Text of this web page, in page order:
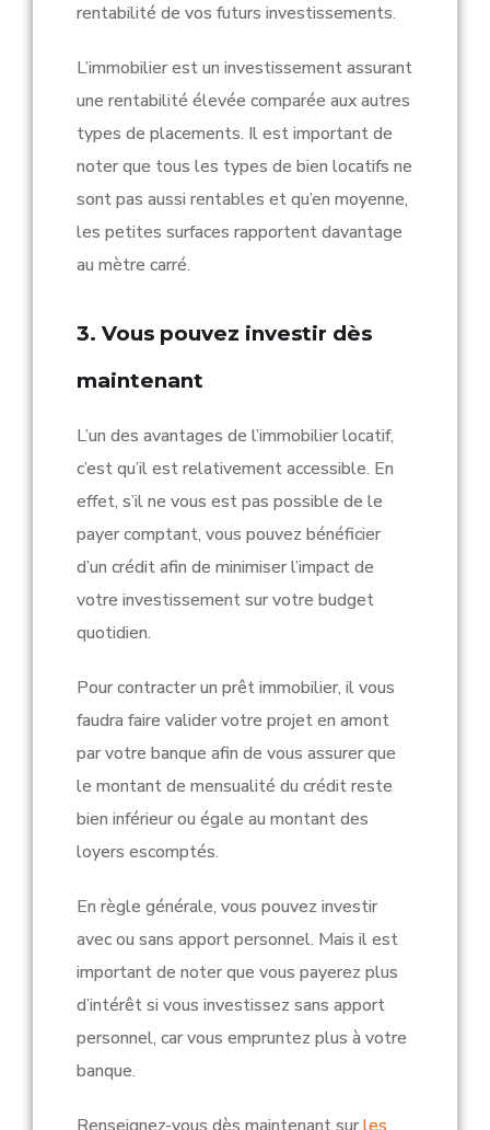
rentabilité de vos futurs investissements.
L’immobilier est un investissement assurant
une rentabilité élevée comparée aux autres
types de placements. Il est important de
noter que tous les types de bien locatifs ne
sont pas aussi rentables et qu’en moyenne,
les petites surfaces rapportent davantage
au mètre carré.
3. Vous pouvez investir dès
maintenant
L’un des avantages de l’immobilier locatif,
c’est qu’il est relativement accessible. En
effet, s’il ne vous est pas possible de le
payer comptant, vous pouvez bénéficier
d’un crédit afin de minimiser l’impact de
votre investissement sur votre budget
quotidien.
Pour contracter un prêt immobilier, il vous
faudra faire valider votre projet en amont
par votre banque afin de vous assurer que
le montant de mensualité du crédit reste
bien inférieur ou égale au montant des
loyers escomptés.
En règle générale, vous pouvez investir
avec ou sans apport personnel. Mais il est
important de noter que vous payerez plus
d’intérêt si vous investissez sans apport
personnel, car vous empruntez plus à votre
banque.